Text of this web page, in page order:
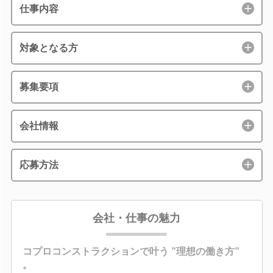
仕事内容
対象となる方
募集要項
会社情報
応募方法
会社・仕事の魅力
コプロコンストラクションで叶う ”理想の働き方”
。